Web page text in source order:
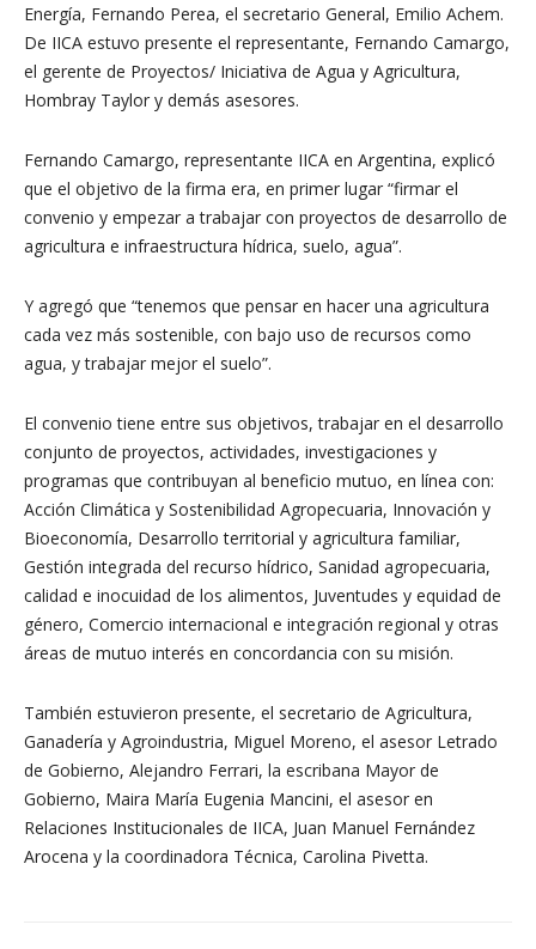
Energía, Fernando Perea, el secretario General, Emilio Achem.
De IICA estuvo presente el representante, Fernando Camargo,
el gerente de Proyectos/ Iniciativa de Agua y Agricultura,
Hombray Taylor y demás asesores.
Fernando Camargo, representante IICA en Argentina, explicó
que el objetivo de la firma era, en primer lugar “firmar el
convenio y empezar a trabajar con proyectos de desarrollo de
agricultura e infraestructura hídrica, suelo, agua”.
Y agregó que “tenemos que pensar en hacer una agricultura
cada vez más sostenible, con bajo uso de recursos como
agua, y trabajar mejor el suelo”.
El convenio tiene entre sus objetivos, trabajar en el desarrollo
conjunto de proyectos, actividades, investigaciones y
programas que contribuyan al beneficio mutuo, en línea con:
Acción Climática y Sostenibilidad Agropecuaria, Innovación y
Bioeconomía, Desarrollo territorial y agricultura familiar,
Gestión integrada del recurso hídrico, Sanidad agropecuaria,
calidad e inocuidad de los alimentos, Juventudes y equidad de
género, Comercio internacional e integración regional y otras
áreas de mutuo interés en concordancia con su misión.
También estuvieron presente, el secretario de Agricultura,
Ganadería y Agroindustria, Miguel Moreno, el asesor Letrado
de Gobierno, Alejandro Ferrari, la escribana Mayor de
Gobierno, Maira María Eugenia Mancini, el asesor en
Relaciones Institucionales de IICA, Juan Manuel Fernández
Arocena y la coordinadora Técnica, Carolina Pivetta.